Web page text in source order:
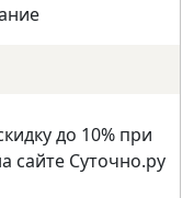
до 10% при
сайте Суточно.ру